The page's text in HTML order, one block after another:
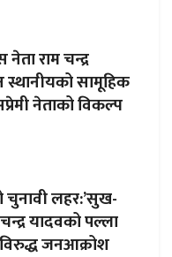
नेता राम चन्द्र
स्थानीयको सामूहिक
नेताको विकल्प
चुनावी लहर:’सुख-
यादवको पल्ला
विरुद्ध जनआक्रोश